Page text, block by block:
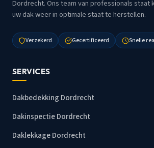
Dordrecht. Ons team van professionals staat
uw dak weer in optimale staat te herstellen.
Verzekerd Gecertificeerd Snelle
SERVICES
Dakbedekking Dordrecht
Dakinspectie Dordrecht
Daklekkage Dordrecht